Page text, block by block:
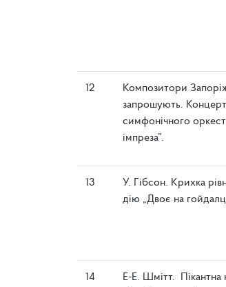
12
Композитори
запрошують. Концерт
симфонічного
імпреза”.
13
У. Гібсон. Крихка
дію „Двоє на
14
Е-Е. Шмітт. Пікантна